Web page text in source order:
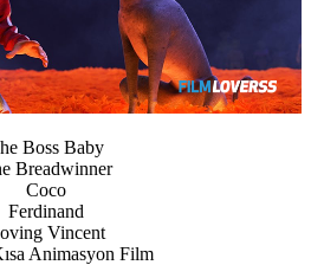
Boss Baby
Breadwinner
Coco
Ferdinand
Vincent
Animasyon Film